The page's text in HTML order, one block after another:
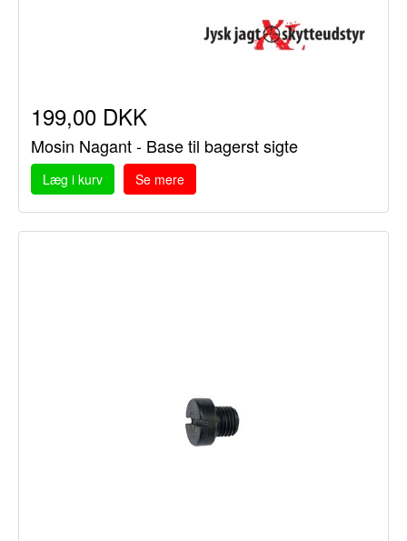
199,00 DKK
Mosin Nagant - Base til bagerst sigte
Læg i kurv Se mere